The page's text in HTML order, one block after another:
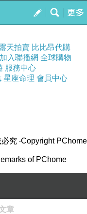
我的
訂閱
天拍賣 比比昂代購
加入聯播網 全球購物
服務中心
星座命理 會員中心
必究 ‧Copyright PChome
of PChome
章